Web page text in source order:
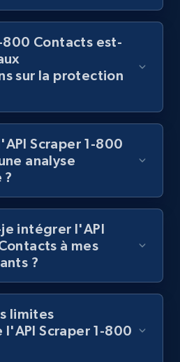
Initial price, Final
and more.
Essai gratuit
Discover products by
Initial price, Final
and more.
Discover products by
800 Contacts est-
sur la protection
Scraper 1-800
analyse
?
intégrer l'API
à mes
?
limites
Scraper 1-800